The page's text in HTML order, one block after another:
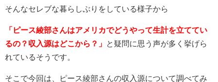
そんなセレブな暮らしぶりをしている様子から
「ピース綾部さんはアメリカでどうやって生計を立ててい
るの？収入源はどこから？」
と疑問に思う声が多く挙げら
れているそうです。
そこで今回は、ピース綾部さんの収入源について調べてみ